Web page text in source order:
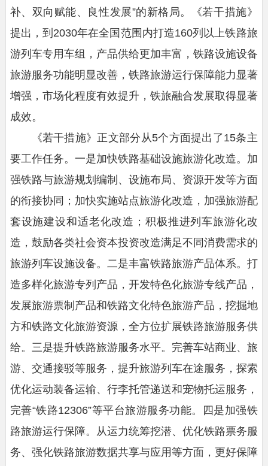
补、双向赋能、良性发展”的新格局。《若干措施》
提出，到2030年在全国范围内打造160列以上铁路旅
游列车专用车组，产品供给更加丰富，铁路设施设备
旅游服务功能明显改善，铁路旅游运行保障能力显著
增强，市场化程度有效提升，铁旅融合发展取得显著
成效。
《若干措施》正文部分从5个方面提出了15条主
要工作任务。一是加快铁路基础设施旅游化改造。加
强铁路与旅游规划编制、设施布局、资源开发等方面
的衔接协同；加快实施站点旅游化改造，加强旅游配
套设施建设和适老化改造；积极推进列车旅游化改
造，鼓励各类社会资本投资改造满足不同消费需求的
旅游列车设施设备。二是丰富铁路旅游产品体系。打
造多样化旅游专列产品，开发特色化旅游专线产品，
发展旅游票制产品和铁路文化特色旅游产品，挖掘地
方和铁路文化旅游资源，全方位扩展铁路旅游服务供
给。三是提升铁路旅游服务水平。完善车站商业、旅
游、交通接驳等服务，提升旅游列车在途服务，探索
优化运动装备运输、行李托管递送和宠物托运服务，
完善“铁路12306”等平台旅游服务功能。四是加强铁
路旅游运行保障。从运力统筹挖潜、优化铁路票务服
务、强化铁路旅游数据共享与应用等方面，更好保障